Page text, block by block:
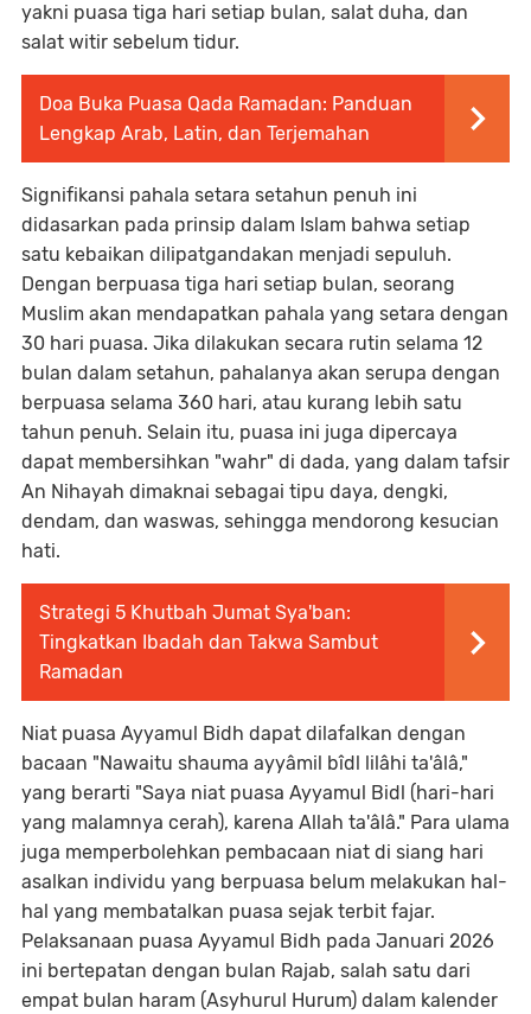
yakni puasa tiga hari setiap bulan, salat duha, dan
salat witir sebelum tidur.
Doa Buka Puasa Qada Ramadan: Panduan
Lengkap Arab, Latin, dan Terjemahan
Signifikansi pahala setara setahun penuh ini
didasarkan pada prinsip dalam Islam bahwa setiap
satu kebaikan dilipatgandakan menjadi sepuluh.
Dengan berpuasa tiga hari setiap bulan, seorang
Muslim akan mendapatkan pahala yang setara dengan
30 hari puasa. Jika dilakukan secara rutin selama 12
bulan dalam setahun, pahalanya akan serupa dengan
berpuasa selama 360 hari, atau kurang lebih satu
tahun penuh. Selain itu, puasa ini juga dipercaya
dapat membersihkan "wahr" di dada, yang dalam tafsir
An Nihayah dimaknai sebagai tipu daya, dengki,
dendam, dan waswas, sehingga mendorong kesucian
hati.
Strategi 5 Khutbah Jumat Sya'ban:
Tingkatkan Ibadah dan Takwa Sambut
Ramadan
Niat puasa Ayyamul Bidh dapat dilafalkan dengan
bacaan "Nawaitu shauma ayyâmil bîdl lilâhi ta'âlâ,"
yang berarti "Saya niat puasa Ayyamul Bidl (hari-hari
yang malamnya cerah), karena Allah ta'âlâ." Para ulama
juga memperbolehkan pembacaan niat di siang hari
asalkan individu yang berpuasa belum melakukan hal-
hal yang membatalkan puasa sejak terbit fajar.
Pelaksanaan puasa Ayyamul Bidh pada Januari 2026
ini bertepatan dengan bulan Rajab, salah satu dari
empat bulan haram (Asyhurul Hurum) dalam kalender